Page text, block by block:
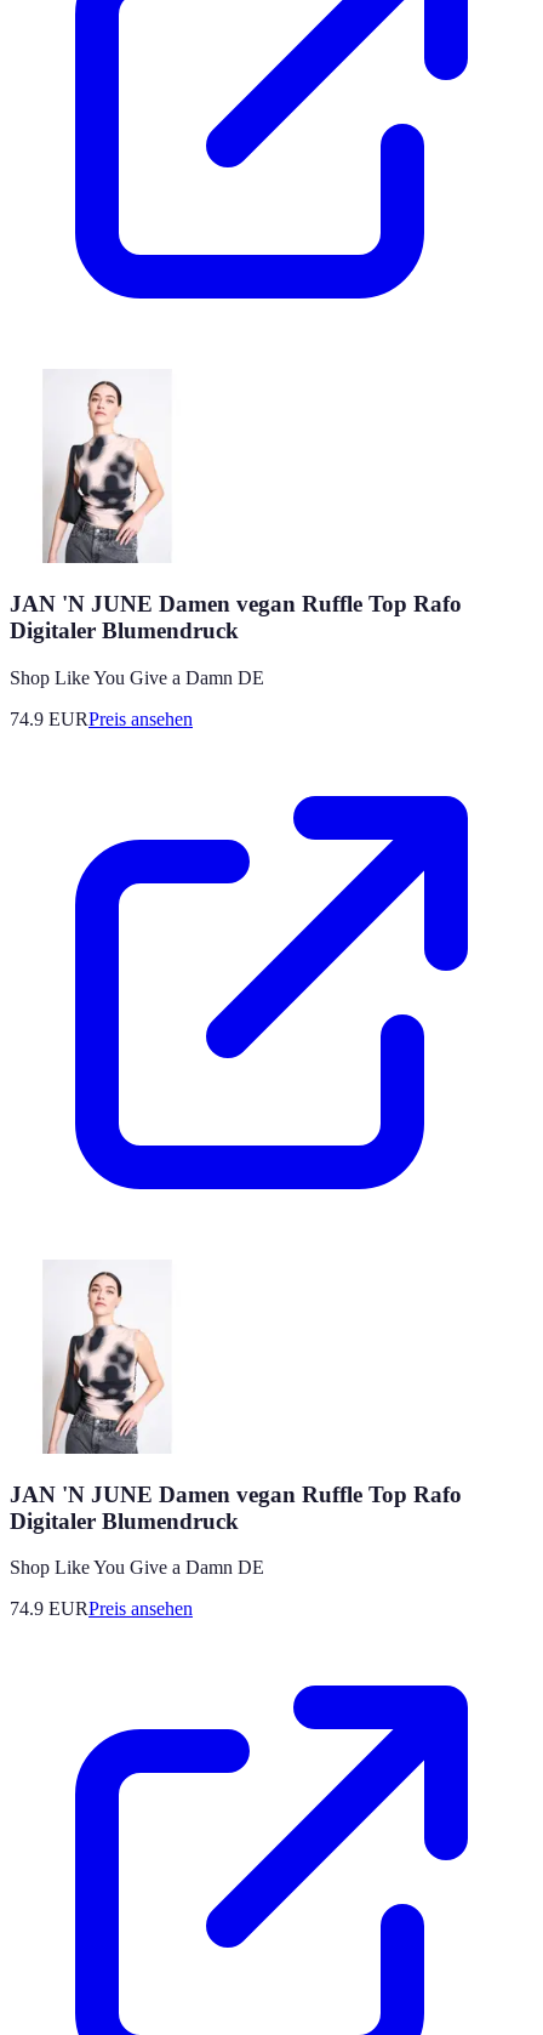
JAN 'N JUNE Damen vegan Ruffle Top Rafo
Digitaler Blumendruck
Shop Like You Give a Damn DE
74.9 EURPreis ansehen
JAN 'N JUNE Damen vegan Ruffle Top Rafo
Digitaler Blumendruck
Shop Like You Give a Damn DE
74.9 EURPreis ansehen